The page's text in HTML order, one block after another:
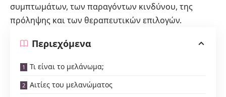
συμπτωμάτων, των παραγόντων κινδύνου, της
πρόληψης και των θεραπευτικών επιλογών.
Περιεχόμενα
Τι είναι το μελάνωμα;
Αιτίες του μελανώματος